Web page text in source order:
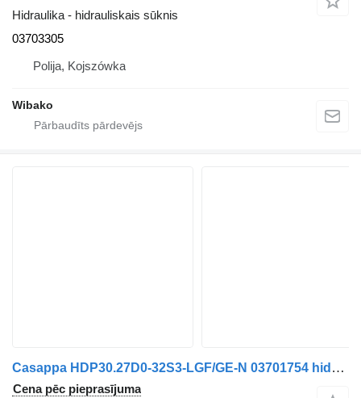
Hidraulika - hidrauliskais sūknis
03703305
Polija, Kojszówka
Wibako
Casappa HDP30.27D0-32S3-LGF/GE-N 03701754 hidrauliskais sūknis
Cena pēc pieprasījuma